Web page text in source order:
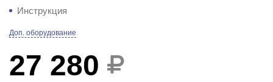
Инструкция
Доп. оборудование
27 280